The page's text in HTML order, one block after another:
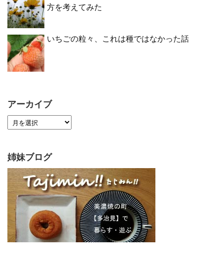
方を考えてみた
いちごの粒々、これは種ではなかった話
アーカイブ
姉妹ブログ